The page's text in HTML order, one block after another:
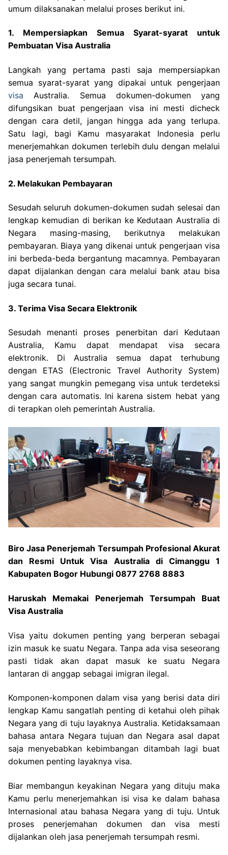
umum dilaksanakan melalui proses berikut ini.
1. Mempersiapkan Semua Syarat-syarat untuk
Pembuatan Visa Australia
Langkah yang pertama pasti saja mempersiapkan
semua syarat-syarat yang dipakai untuk pengerjaan
visa Australia. Semua dokumen-dokumen yang
difungsikan buat pengerjaan visa ini mesti dicheck
dengan cara detil, jangan hingga ada yang terlupa.
Satu lagi, bagi Kamu masyarakat Indonesia perlu
menerjemahkan dokumen terlebih dulu dengan melalui
jasa penerjemah tersumpah.
2. Melakukan Pembayaran
Sesudah seluruh dokumen-dokumen sudah selesai dan
lengkap kemudian di berikan ke Kedutaan Australia di
Negara masing-masing, berikutnya melakukan
pembayaran. Biaya yang dikenai untuk pengerjaan visa
ini berbeda-beda bergantung macamnya. Pembayaran
dapat dijalankan dengan cara melalui bank atau bisa
juga secara tunai.
3. Terima Visa Secara Elektronik
Sesudah menanti proses penerbitan dari Kedutaan
Australia, Kamu dapat mendapat visa secara
elektronik. Di Australia semua dapat terhubung
dengan ETAS (Electronic Travel Authority System)
yang sangat mungkin pemegang visa untuk terdeteksi
dengan cara automatis. Ini karena sistem hebat yang
di terapkan oleh pemerintah Australia.
Biro Jasa Penerjemah Tersumpah Profesional Akurat
dan Resmi Untuk Visa Australia di Cimanggu 1
Kabupaten Bogor Hubungi 0877 2768 8883
Haruskah Memakai Penerjemah Tersumpah Buat
Visa Australia
Visa yaitu dokumen penting yang berperan sebagai
izin masuk ke suatu Negara. Tanpa ada visa seseorang
pasti tidak akan dapat masuk ke suatu Negara
lantaran di anggap sebagai imigran ilegal.
Komponen-komponen dalam visa yang berisi data diri
lengkap Kamu sangatlah penting di ketahui oleh pihak
Negara yang di tuju layaknya Australia. Ketidaksamaan
bahasa antara Negara tujuan dan Negara asal dapat
saja menyebabkan kebimbangan ditambah lagi buat
dokumen penting layaknya visa.
Biar membangun keyakinan Negara yang dituju maka
Kamu perlu menerjemahkan isi visa ke dalam bahasa
Internasional atau bahasa Negara yang di tuju. Untuk
proses penerjemahan dokumen dan visa mesti
dijalankan oleh jasa penerjemah tersumpah resmi.